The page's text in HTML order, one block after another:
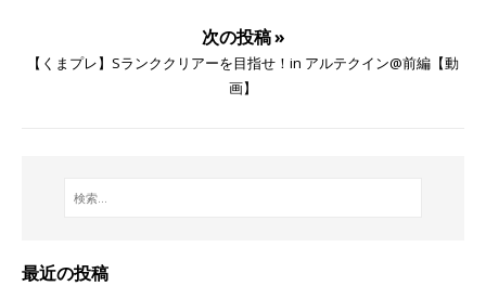
次の投稿 »
【くまプレ】Sランククリアーを目指せ！in アルテクイン@前編【動
画】
最近の投稿